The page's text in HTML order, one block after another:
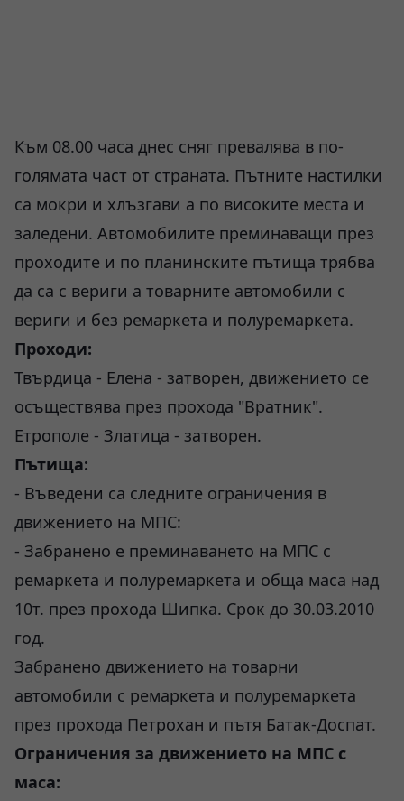
Към 08.00 часа днес сняг превалява в по-
голямата част от страната. Пътните настилки
са мокри и хлъзгави а по високите места и
заледени. Автомобилите преминаващи през
проходите и по планинските пътища трябва
да са с вериги а товарните автомобили с
вериги и без ремаркета и полуремаркета.
Проходи:
Твърдица - Елена - затворен, движението се
осъществява през прохода "Вратник".
Етрополе - Златица - затворен.
Пътища:
- Въведени са следните ограничения в
движението на МПС:
- Забранено е преминаването на МПС с
ремаркета и полуремаркета и обща маса над
10т. през прохода Шипка. Срок до 30.03.2010
год.
Забранено движението на товарни
автомобили с ремаркета и полуремаркета
през прохода Петрохан и пътя Батак-Доспат.
Ограничения за движението на МПС с
маса: